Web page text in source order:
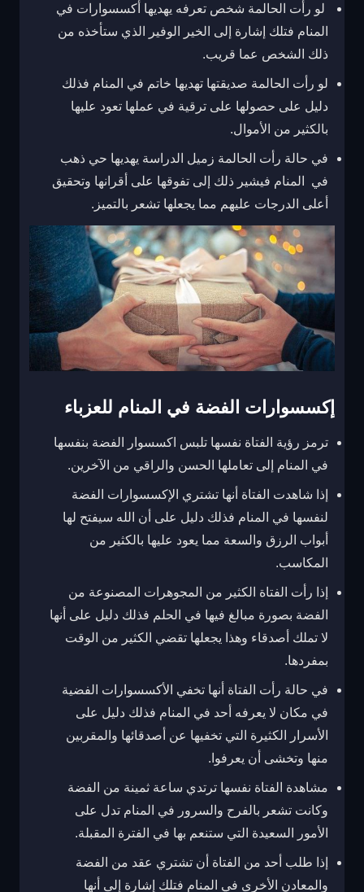
لو رأت الحالمة شخص تعرفه يهديها أكسسوارات في
المنام فتلك إشارة إلى الخير الوفير الذي ستأخذه من
ذلك الشخص عما قريب.
لو رأت الحالمة صديقتها تهديها خاتم في المنام فذلك
دليل على حصولها على ترقية في عملها تعود عليها
بالكثير من الأموال.
في حالة رأت الحالمة زميل الدراسة يهديها حي ذهب
في المنام فيشير ذلك إلى تفوقها على أقرانها وتحقيق
أعلى الدرجات عليهم مما يجعلها تشعر بالتميز.
إكسسوارات الفضة في المنام للعزباء
ترمز رؤية الفتاة نفسها تلبس اكسسوار الفضة بنفسها
في المنام إلى تعاملها الحسن والراقي من الآخرين.
إذا شاهدت الفتاة أنها تشتري الإكسسوارات الفضة
لنفسها في المنام فذلك دليل على أن الله سيفتح لها
أبواب الرزق والسعة مما يعود عليها بالكثير من
المكاسب.
إذا رأت الفتاة الكثير من المجوهرات المصنوعة من
الفضة بصورة مبالغ فيها في الحلم فذلك دليل على أنها
لا تملك أصدقاء وهذا يجعلها تقضي الكثير من الوقت
بمفردها.
في حالة رأت الفتاة أنها تخفي الأكسسوارات الفضية
في مكان لا يعرفه أحد في المنام فذلك دليل على
الأسرار الكثيرة التي تخفيها عن أصدقائها والمقربين
منها وتخشى أن يعرفوا.
مشاهدة الفتاة نفسها ترتدي ساعة ثمينة من الفضة
وكانت تشعر بالفرح والسرور في المنام تدل على
الأمور السعيدة التي ستنعم بها في الفترة المقبلة.
إذا طلب أحد من الفتاة أن تشتري عقد من الفضة
والمعادن الأخرى في المنام فتلك إشارة إلى أنها